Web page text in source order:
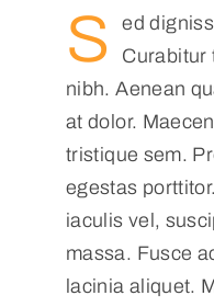
S
ed
Curabitur
nibh. Aenean
at dolor.
tristique sem.
egestas
iaculis vel,
massa. Fusce
lacinia aliquet.